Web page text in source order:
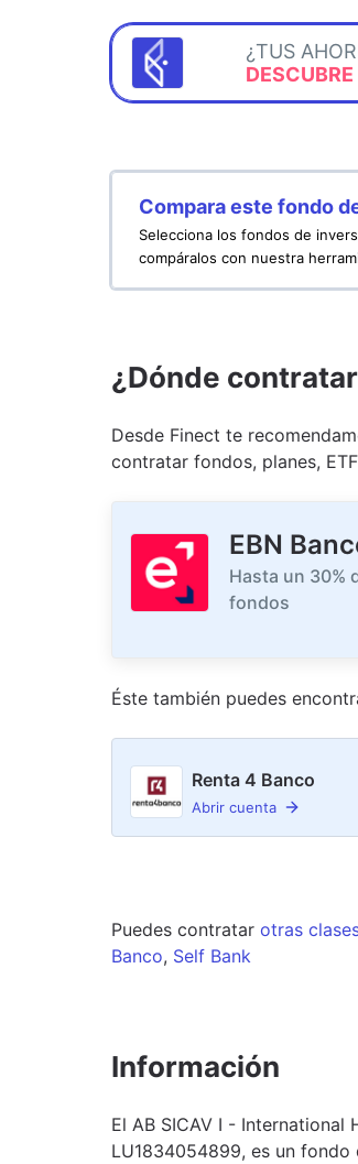
¿TUS
Compara este fondo
Selecciona los fondos de
compáralos con nuestra
¿Dónde
Desde Finect te
contratar fondos, planes,
EBN
Hasta un 30%
fondos
Éste también puedes
Renta 4 Banco
Abrir cuenta
Puedes contratar otras
Banco, Self Bank
Información
El AB SICAV I -
LU1834054899, es un